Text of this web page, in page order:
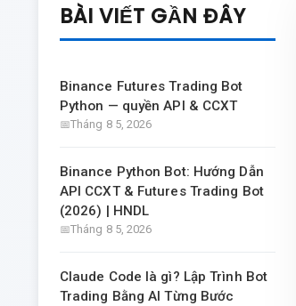
BÀI VIẾT GẦN ĐÂY
Binance Futures Trading Bot
Python — quyền API & CCXT
Tháng 8 5, 2026
Binance Python Bot: Hướng Dẫn
API CCXT & Futures Trading Bot
(2026) | HNDL
Tháng 8 5, 2026
Claude Code là gì? Lập Trình Bot
Trading Bằng AI Từng Bước